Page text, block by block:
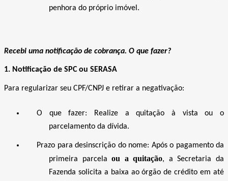
penhora do próprio imóvel.
Recebi uma notificação de cobrança. O que fazer?
1. Notificação de SPC ou SERASA
Para regularizar seu CPF/CNPJ e retirar a negativação:
O que fazer: Realize a quitação à vista ou o
parcelamento da dívida.
Prazo para desinscrição do nome: Após o pagamento da
primeira parcelaou a quitação, a Secretaria da
Fazenda solicita a baixa ao órgão de crédito em até